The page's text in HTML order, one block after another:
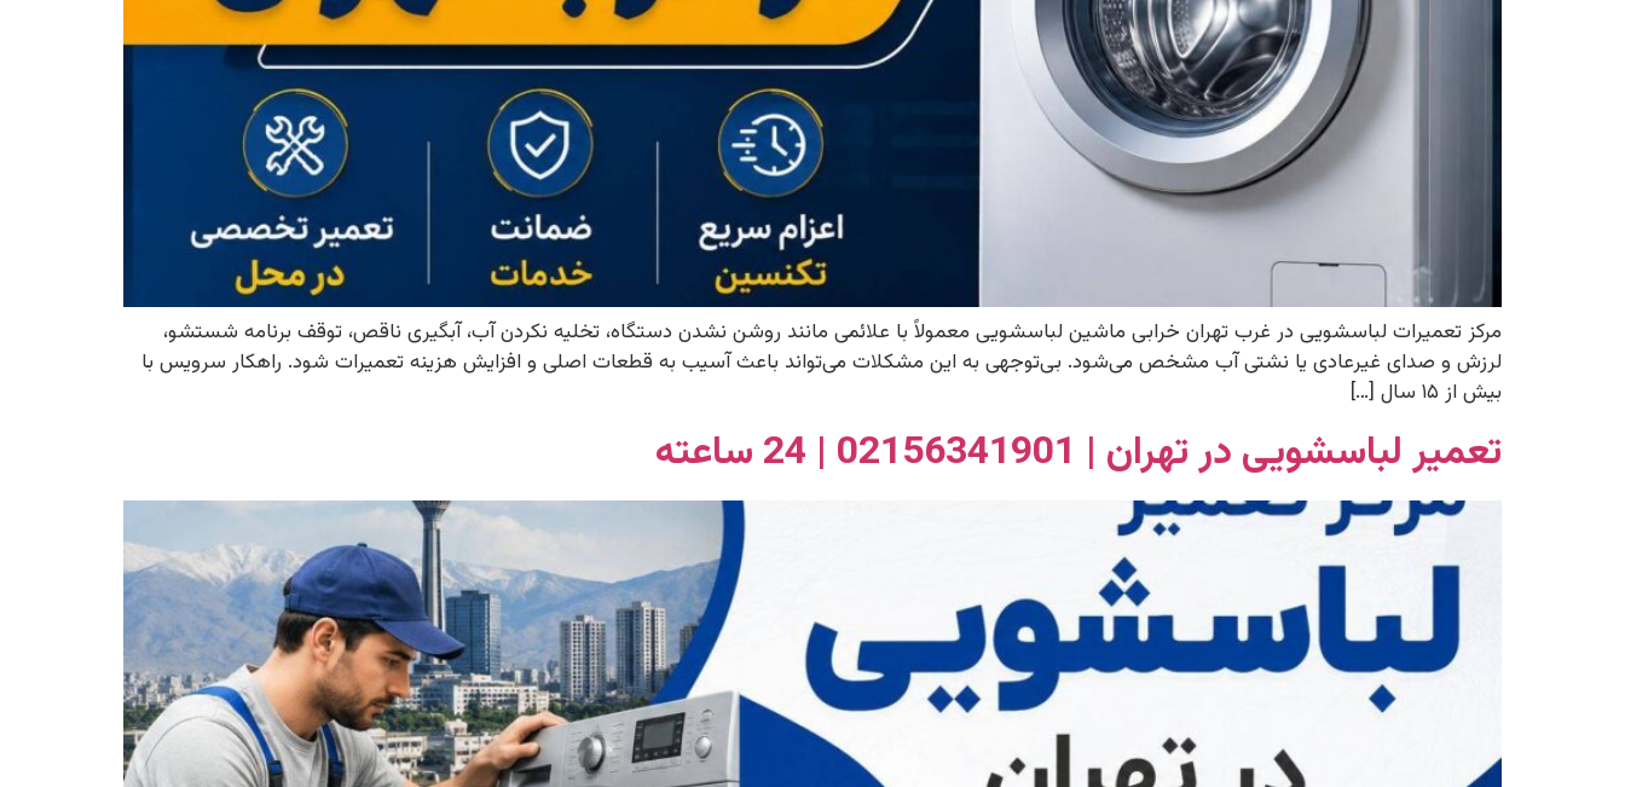
مرکز تعمیرات لباسشویی در غرب تهران خرابی ماشین لباسشویی معمولاً با علائمی مانند روشن نشدن دستگاه، تخلیه نکردن آب، آبگیری ناقص، توقف برنامه شستشو،
لرزش و صدای غیرعادی یا نشتی آب مشخص می‌شود. بی‌توجهی به این مشکلات می‌تواند باعث آسیب به قطعات اصلی و افزایش هزینه تعمیرات شود. راهکار سرویس با
بیش از ۱۵ سال […]
تعمیر لباسشویی در تهران | 02156341901 | 24 ساعته